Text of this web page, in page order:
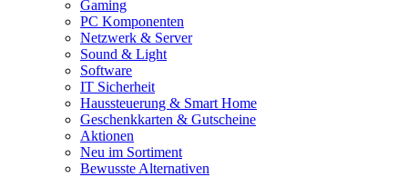
Gaming
PC Komponenten
Netzwerk & Server
Sound & Light
Software
IT Sicherheit
Haussteuerung & Smart Home
Geschenkkarten & Gutscheine
Aktionen
Neu im Sortiment
Bewusste Alternativen